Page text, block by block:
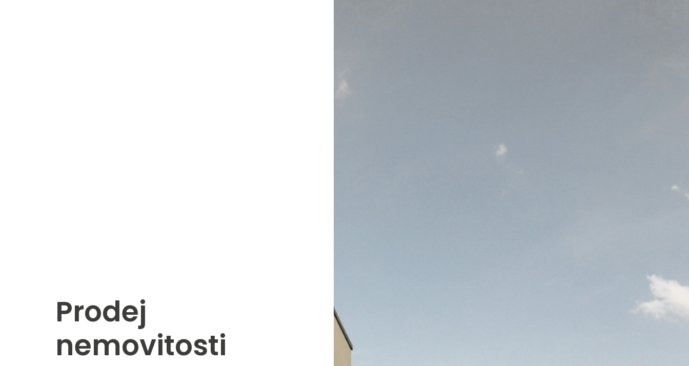
Prodej
nemovitosti